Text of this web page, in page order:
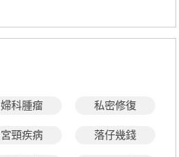
婦科腫瘤 私密修復
宮頸疾病 落仔幾錢